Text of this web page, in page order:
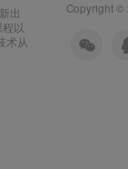
出
以
术从
Copyright ©